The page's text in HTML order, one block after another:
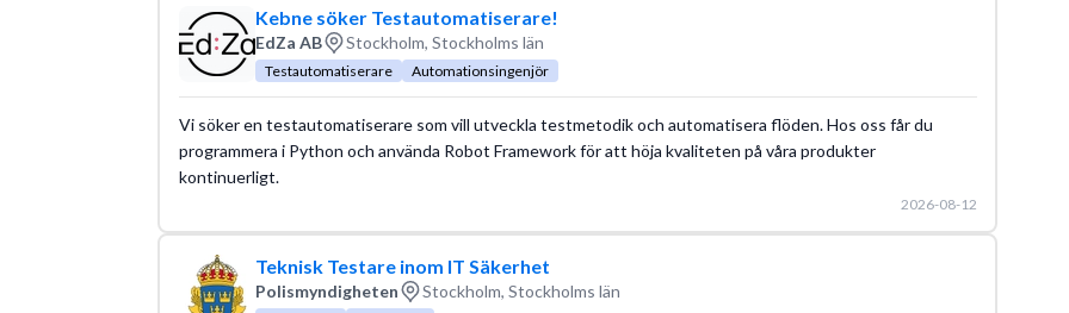
Kebne söker Testautomatiserare!
EdZa AB Stockholm, Stockholms län
Testautomatiserare Automationsingenjör
Vi söker en testautomatiserare som vill utveckla testmetodik och automatisera flöden. Hos oss får du
programmera i Python och använda Robot Framework för att höja kvaliteten på våra produkter
kontinuerligt.
2026-08-12
Teknisk Testare inom IT Säkerhet
Polismyndigheten Stockholm, Stockholms län